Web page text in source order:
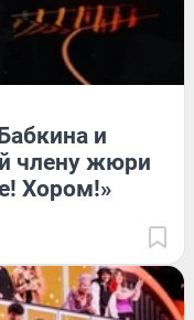
и
члену жюри
Хором!»